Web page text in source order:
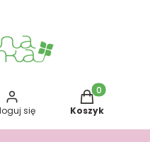
się
Produkty w
Koszyk